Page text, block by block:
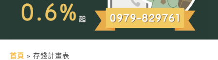
軍公教貸款
土地貸款
首頁 » 存錢計畫表